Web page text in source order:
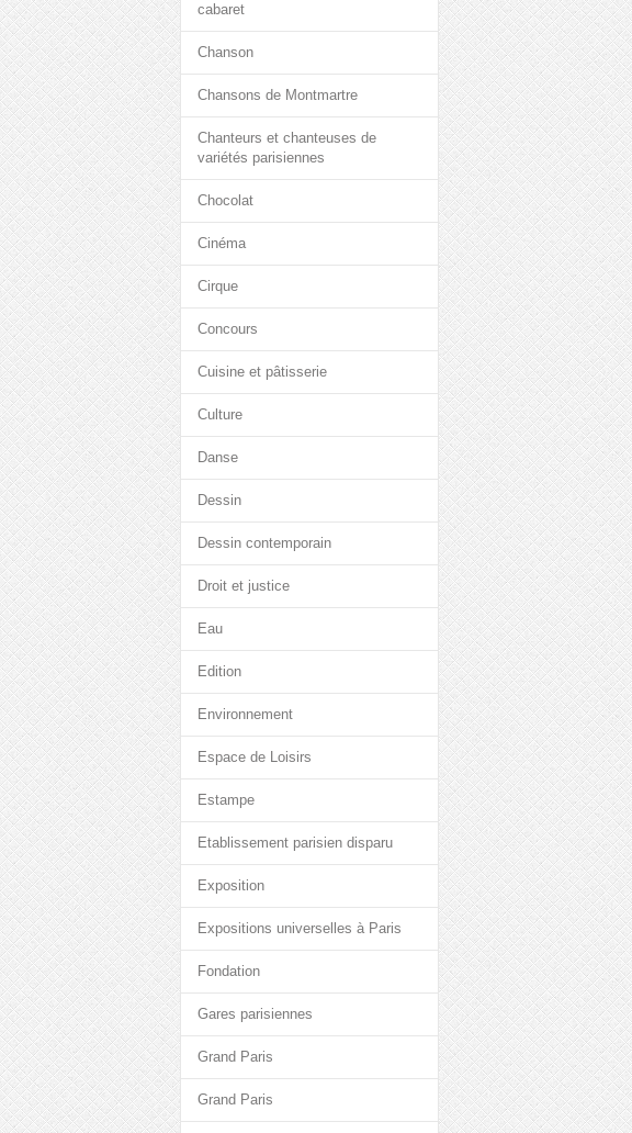
cabaret
Chanson
Chansons de Montmartre
Chanteurs et chanteuses de
variétés parisiennes
Chocolat
Cinéma
Cirque
Concours
Cuisine et pâtisserie
Culture
Danse
Dessin
Dessin contemporain
Droit et justice
Eau
Edition
Environnement
Espace de Loisirs
Estampe
Etablissement parisien disparu
Exposition
Expositions universelles à Paris
Fondation
Gares parisiennes
Grand Paris
Grand Paris